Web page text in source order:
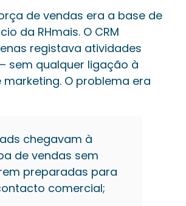
de vendas era a base de
da RHmais. O CRM
registava atividades
sem qualquer ligação à
O problema era
chegavam à
de vendas sem
preparadas para
comercial;